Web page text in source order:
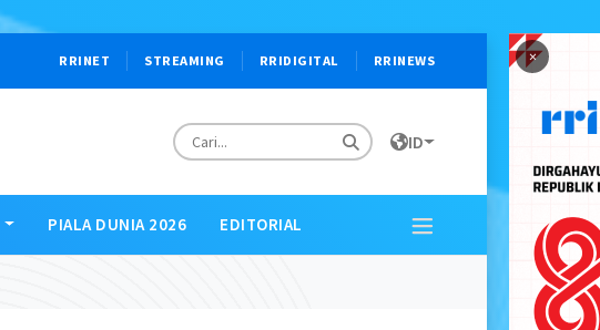
×
RRINET STREAMING RRIDIGITAL RRINEWS
ID
PIALA DUNIA 2026 EDITORIAL